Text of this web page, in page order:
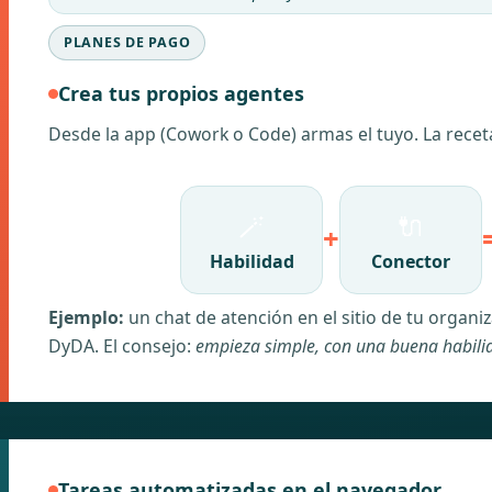
PLANES DE PAGO
Crea tus propios agentes
Desde la app (Cowork o Code) armas el tuyo. La
Habilidad
+
Conector
Ejemplo: un chat de atención en el sitio de tu
DyDA. El consejo: empieza simple, con una buena